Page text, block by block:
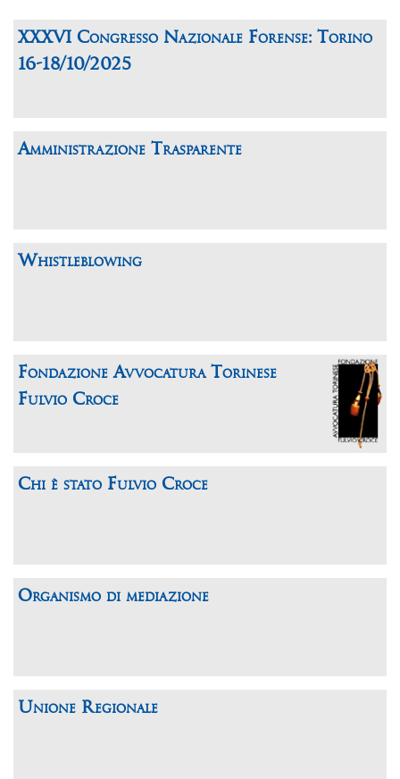
XXXVI Congresso Nazionale Forense: Torino
16-18/10/2025
Amministrazione Trasparente
Whistleblowing
Fondazione Avvocatura Torinese
Fulvio Croce
Chi è stato Fulvio Croce
Organismo di mediazione
Unione Regionale